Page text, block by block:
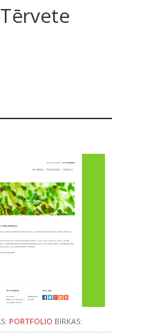
PORTFOLIO BIRKAS: